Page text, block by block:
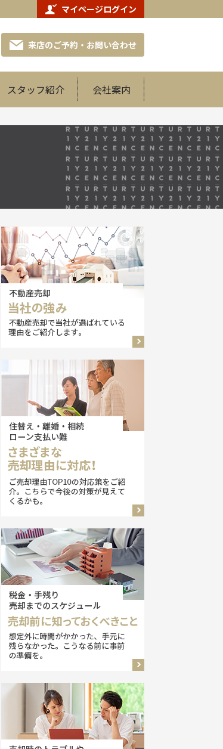
マイページログイン
来店のご予約・お問い合わせ
スタッフ紹介 会社案内